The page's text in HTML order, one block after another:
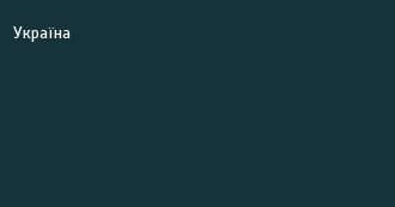
Україна